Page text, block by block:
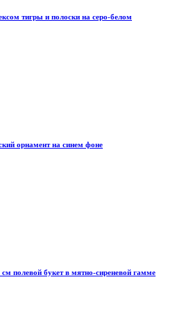
тигры и полоски на серо-белом
орнамент на синем фоне
полевой букет в мятно-сиреневой гамме